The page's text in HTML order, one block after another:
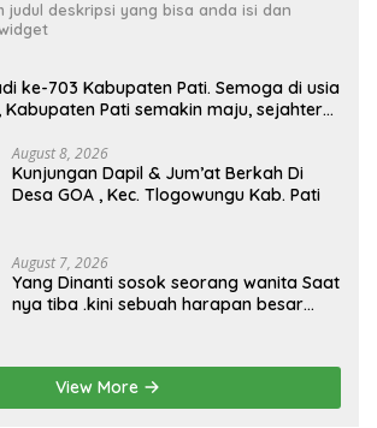
judul deskripsi yang bisa anda isi dan
ke-703 Kabupaten Pati. Semoga di usia
Pati semakin maju, sejahtera,
seluruh masyarakatnya. Semoga
yang telah terjalin semakin kuat
pembangunan yang berkelanjutan.
Pati ke-703. Salam sedulur Pati
August 8, 2026
Kunjungan Dapil & Jum’at Berkah Di
Desa GOA , Kec. Tlogowungu Kab. Pati
August 7, 2026
Yang Dinanti sosok seorang wanita Saat
nya tiba .kini sebuah harapan besar
buah hati yang berjudul Musa & Princes.
View More